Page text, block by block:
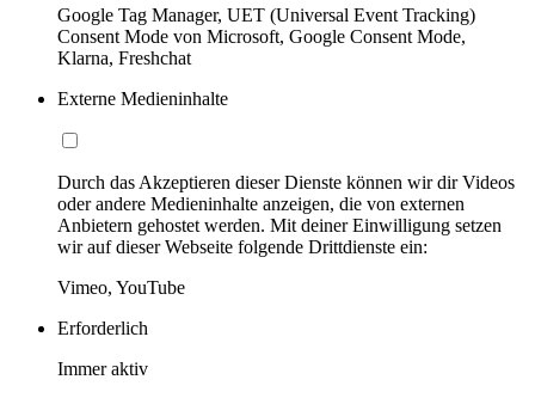
Google Tag Manager, UET (Universal Event Tracking)
Consent Mode von Microsoft, Google Consent Mode,
Klarna, Freshchat
Externe Medieninhalte
Durch das Akzeptieren dieser Dienste können wir dir Videos
oder andere Medieninhalte anzeigen, die von externen
Anbietern gehostet werden. Mit deiner Einwilligung setzen
wir auf dieser Webseite folgende Drittdienste ein:
Vimeo, YouTube
Erforderlich
Immer aktiv